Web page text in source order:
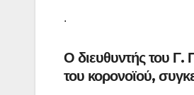
.
Ο διευθυντής του Γ.
του κορονοϊού,